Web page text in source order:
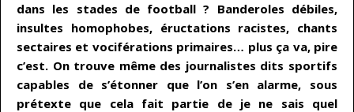
dans les stades de football ? Banderoles débiles,
insultes homophobes, éructations racistes, chants
sectaires et vociférations primaires… plus ça va, pire
c’est. On trouve même des journalistes dits sportifs
capables de s’étonner que l’on s’en alarme, sous
prétexte que cela fait partie de je ne sais quel